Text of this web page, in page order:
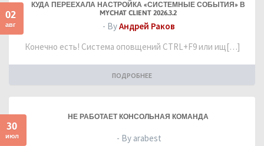
02
авг
КУДА ПЕРЕЕХАЛА НАСТРОЙКА «СИСТЕМНЫЕ СОБЫТИЯ» В
MYCHAT CLIENT 2026.3.2
- ByАндрей Раков
Конечно есть! Система оповщений CTRL+F9 или ищ[…]
ПОДРОБНЕЕ
30
июл
НЕ РАБОТАЕТ КОНСОЛЬНАЯ КОМАНДА
- By arabest